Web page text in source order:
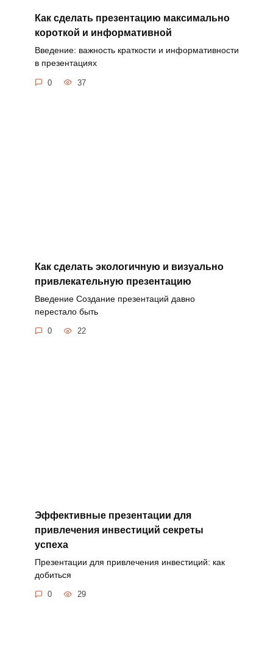
Как сделать презентацию максимально
короткой и информативной
Введение: важность краткости и информативности
в презентациях
0 37
Как сделать экологичную и визуально
привлекательную презентацию
Введение Создание презентаций давно
перестало быть
0 22
Эффективные презентации для
привлечения инвестиций секреты
успеха
Презентации для привлечения инвестиций: как
добиться
0 29